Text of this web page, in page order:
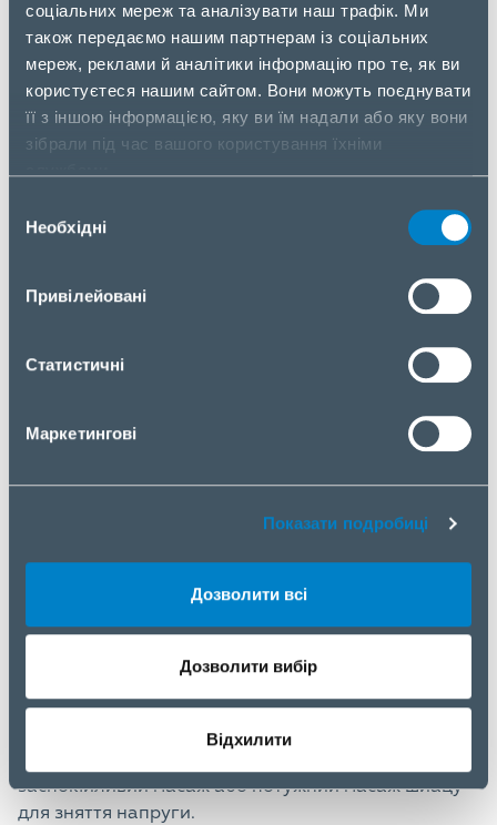
соціальних мереж та аналізувати наш трафік. Ми
також передаємо нашим партнерам із соціальних
мереж, реклами й аналітики інформацію про те, як ви
користуєтеся нашим сайтом. Вони можуть поєднувати
її з іншою інформацією, яку ви їм надали або яку вони
зібрали під час вашого користування їхніми
згоди
Необхідні
Привілейовані
Статистичні
Маркетингові
Показати подробиці
Дозволити всі
Дозволити вибір
Відхилити
Висота упаковки
35.2 см
Вага упаковки
10.1 кг
Вага без упаковки
3 кг
Рівень параметра
3
NAIPO MGF-K68
І ноги, і литки заслуговують на розслаблення;
тепер ви можете розслабити їх одночасно за
функціонує як пуф з підігрівом.
Вибирайте з налаштувань, включаючи шиацу,
ідеальний індивідуальний масаж для ваших ніг і
стоп. Три режими масажу можна використовувати
3 РІВНІ ІНТЕНСИВНОСТІ
та литок також має 3 рівні інтенсивності для
забезпечення легкого, помірного та глибокого
масажу. Це робить його ідеальним для кожного,
заспокійливий масаж або потужний масаж шиацу
для зняття напруги.